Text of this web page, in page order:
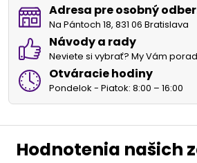
Adresa pre osobný
Na Pántoch 18, 831 06 Bratislava
Návody a rady
Neviete si vybrať? My Vám
Otváracie hodiny
Pondelok - Piatok: 8:00 – 16:00
Hodnotenia našich